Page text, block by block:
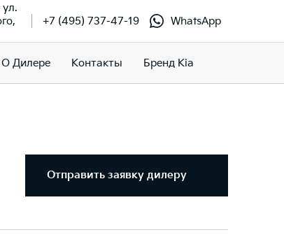
+7 (495) 737-47-19 WhatsApp
О Дилере Контакты Бренд Kia
Отправить заявку дилеру